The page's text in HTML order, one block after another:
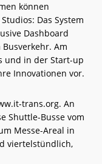
können
Das System
Dashboard
Am
und in der Start-up
Innovationen vor.
trans.org. An
Shuttle-Busse vom
Messe-Areal in
viertelstündlich,